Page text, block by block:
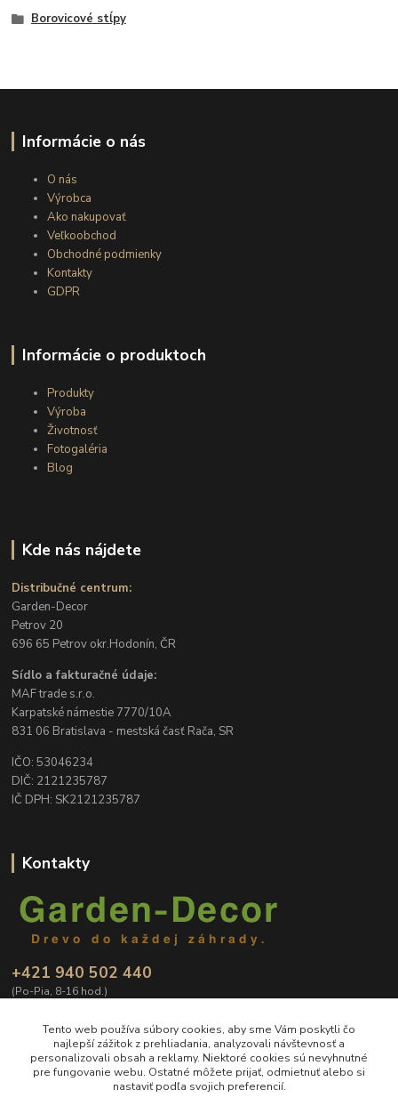
Borovicové stĺpy
Informácie o nás
O nás
Výrobca
Ako nakupovať
Veľkoobchod
Obchodné podmienky
Kontakty
GDPR
Informácie o produktoch
Produkty
Výroba
Životnosť
Fotogaléria
Blog
Kde nás nájdete
Distribučné centrum:
Garden-Decor
Petrov 20
696 65 Petrov okr.Hodonín, ČR
Sídlo a fakturačné údaje:
MAF trade s.r.o.
Karpatské námestie 7770/10A
831 06 Bratislava - mestská časť Rača, SR
IČO: 53046234
DIČ: 2121235787
IČ DPH: SK2121235787
Kontakty
+421 940 502 440
(Po-Pia, 8-16 hod.)
info@Garden-Decor.sk
Tento web používa súbory cookies, aby sme Vám poskytli čo
najlepší zážitok z prehliadania, analyzovali návštevnosť a
personalizovali obsah a reklamy. Niektoré cookies sú nevyhnutné
pre fungovanie webu. Ostatné môžete prijať, odmietnuť alebo si
nastaviť podľa svojich preferencií.